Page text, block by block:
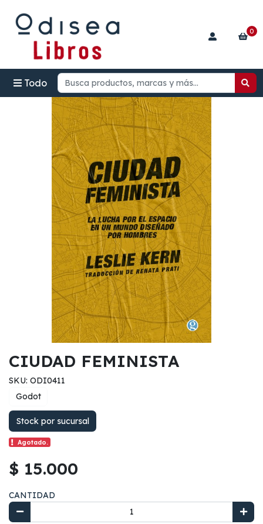
Todo
0
CIUDAD FEMINISTA
SKU: ODI0411
Godot
Stock por sucursal
Agotado.
$ 15.000
CANTIDAD